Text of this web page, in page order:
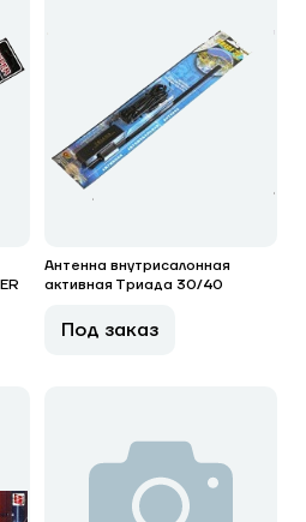
Антенна внутрисалонная
активная Триада 30/40
Под заказ